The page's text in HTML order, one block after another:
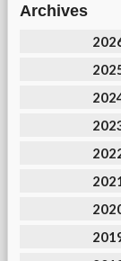
Archives